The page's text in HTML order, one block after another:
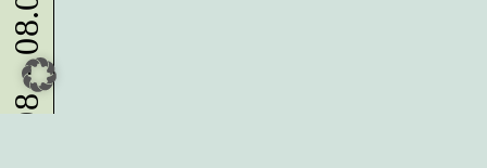
07.08. - 08.08.